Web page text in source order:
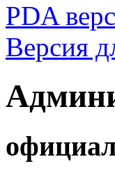
PDA
Версия